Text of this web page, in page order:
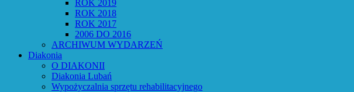
ROK 2019
ROK 2018
ROK 2017
2006 DO 2016
ARCHIWUM WYDARZEŃ
Diakonia
O DIAKONII
Diakonia Lubań
Wypożyczalnia sprzętu rehabilitacyjnego